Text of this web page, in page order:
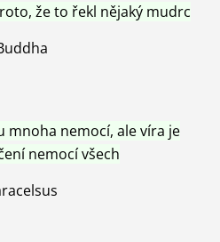
že to řekl nějaký mudrc
mnoha nemocí, ale víra je
nemocí všech